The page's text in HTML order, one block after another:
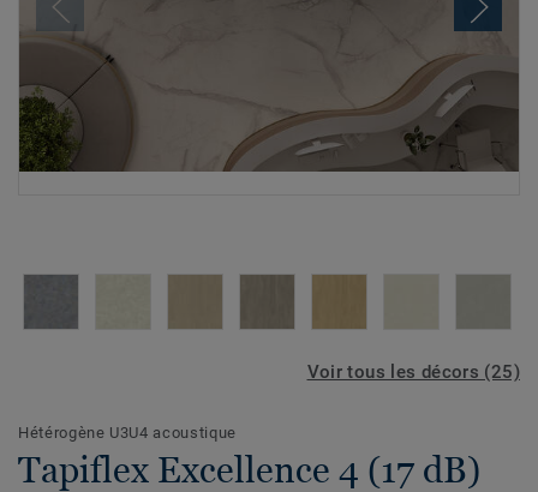
Voir tous les décors (25)
Hétérogène U3U4 acoustique
Tapiflex Excellence 4 (17 dB)